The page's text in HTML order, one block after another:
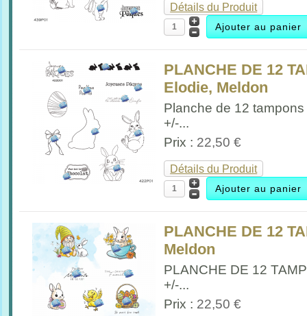
Détails du Produit
PLANCHE DE 12
Elodie, Meldon
Planche de 12
+/-...
Prix : 22,50 €
Détails du Produit
PLANCHE DE 12
Meldon
PLANCHE DE 12
+/-...
Prix : 22,50 €